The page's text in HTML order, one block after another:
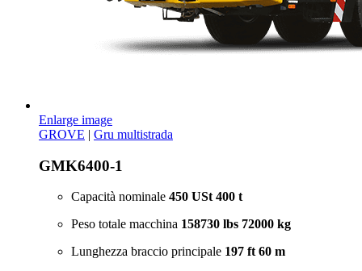
Enlarge image
GROVE | Gru multistrada
GMK6400-1
Capacità nominale 450 USt 400 t
Peso totale macchina 158730 lbs 72000 kg
Lunghezza braccio principale 197 ft 60 m